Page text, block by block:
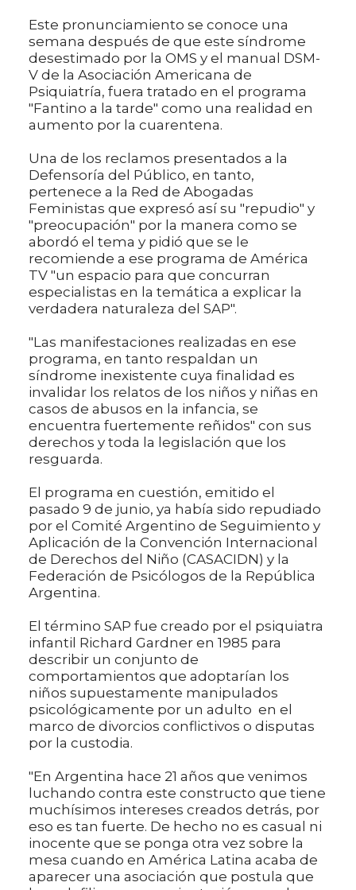
Este pronunciamiento se conoce una
semana después de que este síndrome
desestimado por la OMS y el manual DSM-
V de la Asociación Americana de
Psiquiatría, fuera tratado en el programa
"Fantino a la tarde" como una realidad en
aumento por la cuarentena.
Una de los reclamos presentados a la
Defensoría del Público, en tanto,
pertenece a la Red de Abogadas
Feministas que expresó así su "repudio" y
"preocupación" por la manera como se
abordó el tema y pidió que se le
recomiende a ese programa de América
TV "un espacio para que concurran
especialistas en la temática a explicar la
verdadera naturaleza del SAP".
"Las manifestaciones realizadas en ese
programa, en tanto respaldan un
síndrome inexistente cuya finalidad es
invalidar los relatos de los niños y niñas en
casos de abusos en la infancia, se
encuentra fuertemente reñidos" con sus
derechos y toda la legislación que los
resguarda.
El programa en cuestión, emitido el
pasado 9 de junio, ya había sido repudiado
por el Comité Argentino de Seguimiento y
Aplicación de la Convención Internacional
de Derechos del Niño (CASACIDN) y la
Federación de Psicólogos de la República
Argentina.
El término SAP fue creado por el psiquiatra
infantil Richard Gardner en 1985 para
describir un conjunto de
comportamientos que adoptarían los
niños supuestamente manipulados
psicológicamente por un adulto en el
marco de divorcios conflictivos o disputas
por la custodia.
"En Argentina hace 21 años que venimos
luchando contra este constructo que tiene
muchísimos intereses creados detrás, por
eso es tan fuerte. De hecho no es casual ni
inocente que se ponga otra vez sobre la
mesa cuando en América Latina acaba de
aparecer una asociación que postula que